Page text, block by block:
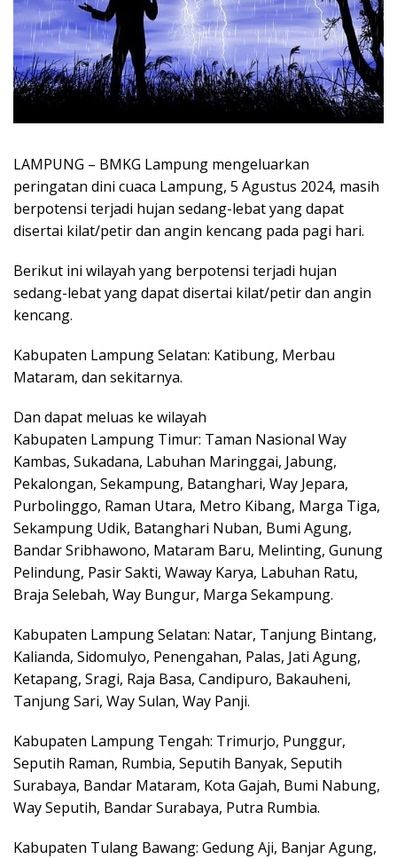
LAMPUNG – BMKG Lampung mengeluarkan
peringatan dini cuaca Lampung, 5 Agustus 2024, masih
berpotensi terjadi hujan sedang-lebat yang dapat
disertai kilat/petir dan angin kencang pada pagi hari.
Berikut ini wilayah yang berpotensi terjadi hujan
sedang-lebat yang dapat disertai kilat/petir dan angin
kencang.
Kabupaten Lampung Selatan: Katibung, Merbau
Mataram, dan sekitarnya.
Dan dapat meluas ke wilayah
Kabupaten Lampung Timur: Taman Nasional Way
Kambas, Sukadana, Labuhan Maringgai, Jabung,
Pekalongan, Sekampung, Batanghari, Way Jepara,
Purbolinggo, Raman Utara, Metro Kibang, Marga Tiga,
Sekampung Udik, Batanghari Nuban, Bumi Agung,
Bandar Sribhawono, Mataram Baru, Melinting, Gunung
Pelindung, Pasir Sakti, Waway Karya, Labuhan Ratu,
Braja Selebah, Way Bungur, Marga Sekampung.
Kabupaten Lampung Selatan: Natar, Tanjung Bintang,
Kalianda, Sidomulyo, Penengahan, Palas, Jati Agung,
Ketapang, Sragi, Raja Basa, Candipuro, Bakauheni,
Tanjung Sari, Way Sulan, Way Panji.
Kabupaten Lampung Tengah: Trimurjo, Punggur,
Seputih Raman, Rumbia, Seputih Banyak, Seputih
Surabaya, Bandar Mataram, Kota Gajah, Bumi Nabung,
Way Seputih, Bandar Surabaya, Putra Rumbia.
Kabupaten Tulang Bawang: Gedung Aji, Banjar Agung,